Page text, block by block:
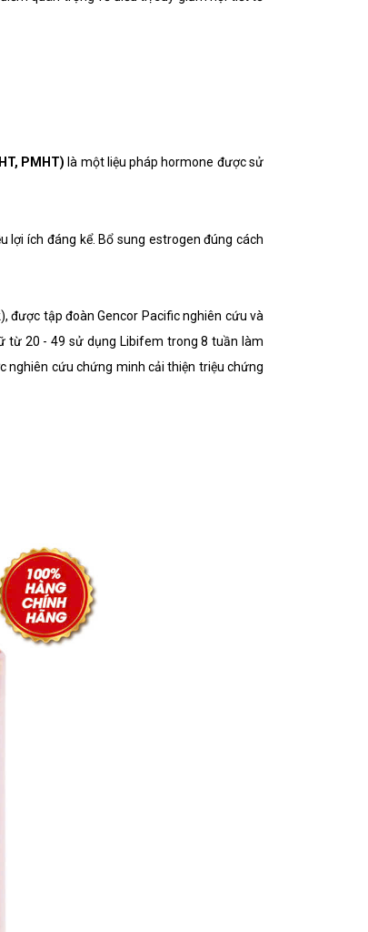
PMHT) là một liệu pháp hormone được sử
ích đáng kể. Bổ sung estrogen đúng cách
được tập đoàn Gencor Pacific nghiên cứu và
từ 20 - 49 sử dụng Libifem trong 8 tuần làm
nghiên cứu chứng minh cải thiện triệu chứng